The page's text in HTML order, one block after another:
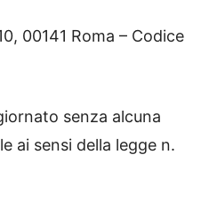
00141 Roma – Codice
senza alcuna
ai sensi della legge n.